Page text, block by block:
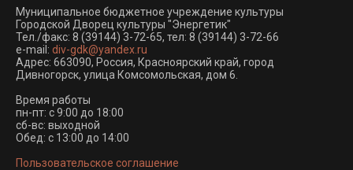
Муниципальное бюджетное учреждение культуры
Городской Дворец культуры "Энергетик"
Тел./факс: 8 (39144) 3-72-65, тел: 8 (39144) 3-72-66
e-mail: div-gdk@yandex.ru
Адрес: 663090, Россия, Красноярский край, город
Дивногорск, улица Комсомольская, дом 6.
Время работы
пн-пт: с 9:00 до 18:00
сб-вс: выходной
Обед: с 13:00 до 14:00
Пользовательское соглашение